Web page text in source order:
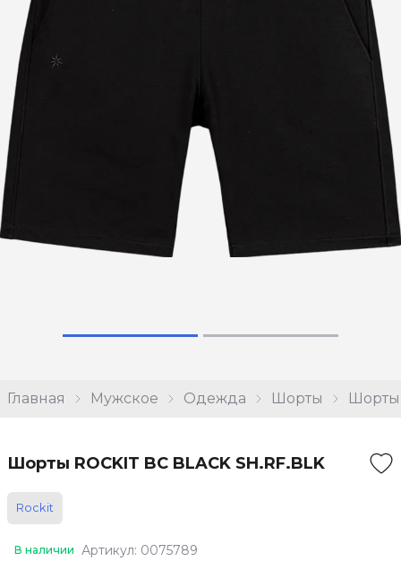
Главная Мужское Одежда Шорты Шорты
Шорты ROCKIT BC BLACK SH.RF.BLK
Rockit
В наличии Артикул: 0075789